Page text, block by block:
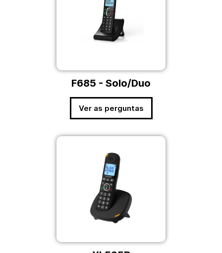
F685 - Solo/Duo
Ver as perguntas